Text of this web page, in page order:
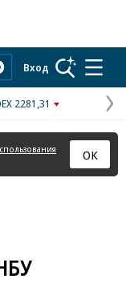
Вход
2281,31
ОК